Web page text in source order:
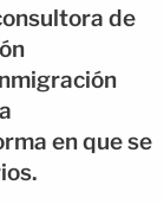
de
en que se